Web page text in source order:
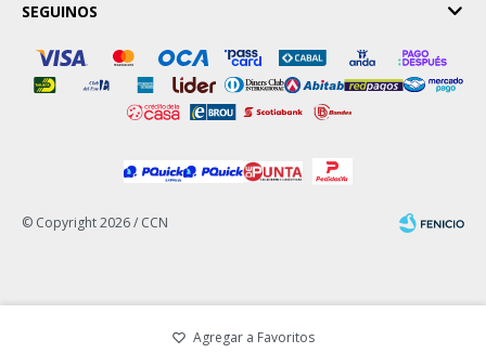
SEGUINOS
© Copyright 2026 / CCN